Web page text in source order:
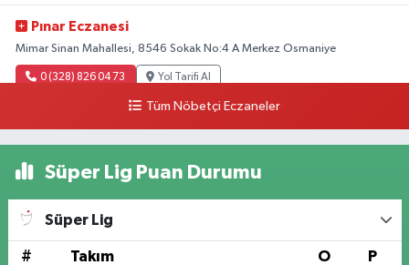
Pınar Eczanesi
Mimar Sinan Mahallesi, 8546 Sokak No:4 A Merkez Osmaniye
0 (328) 826 04 73 Yol Tarifi Al
Tüm Nöbetçi Eczaneler
Süper Lig Puan Durumu
Süper Lig
# Takım O P